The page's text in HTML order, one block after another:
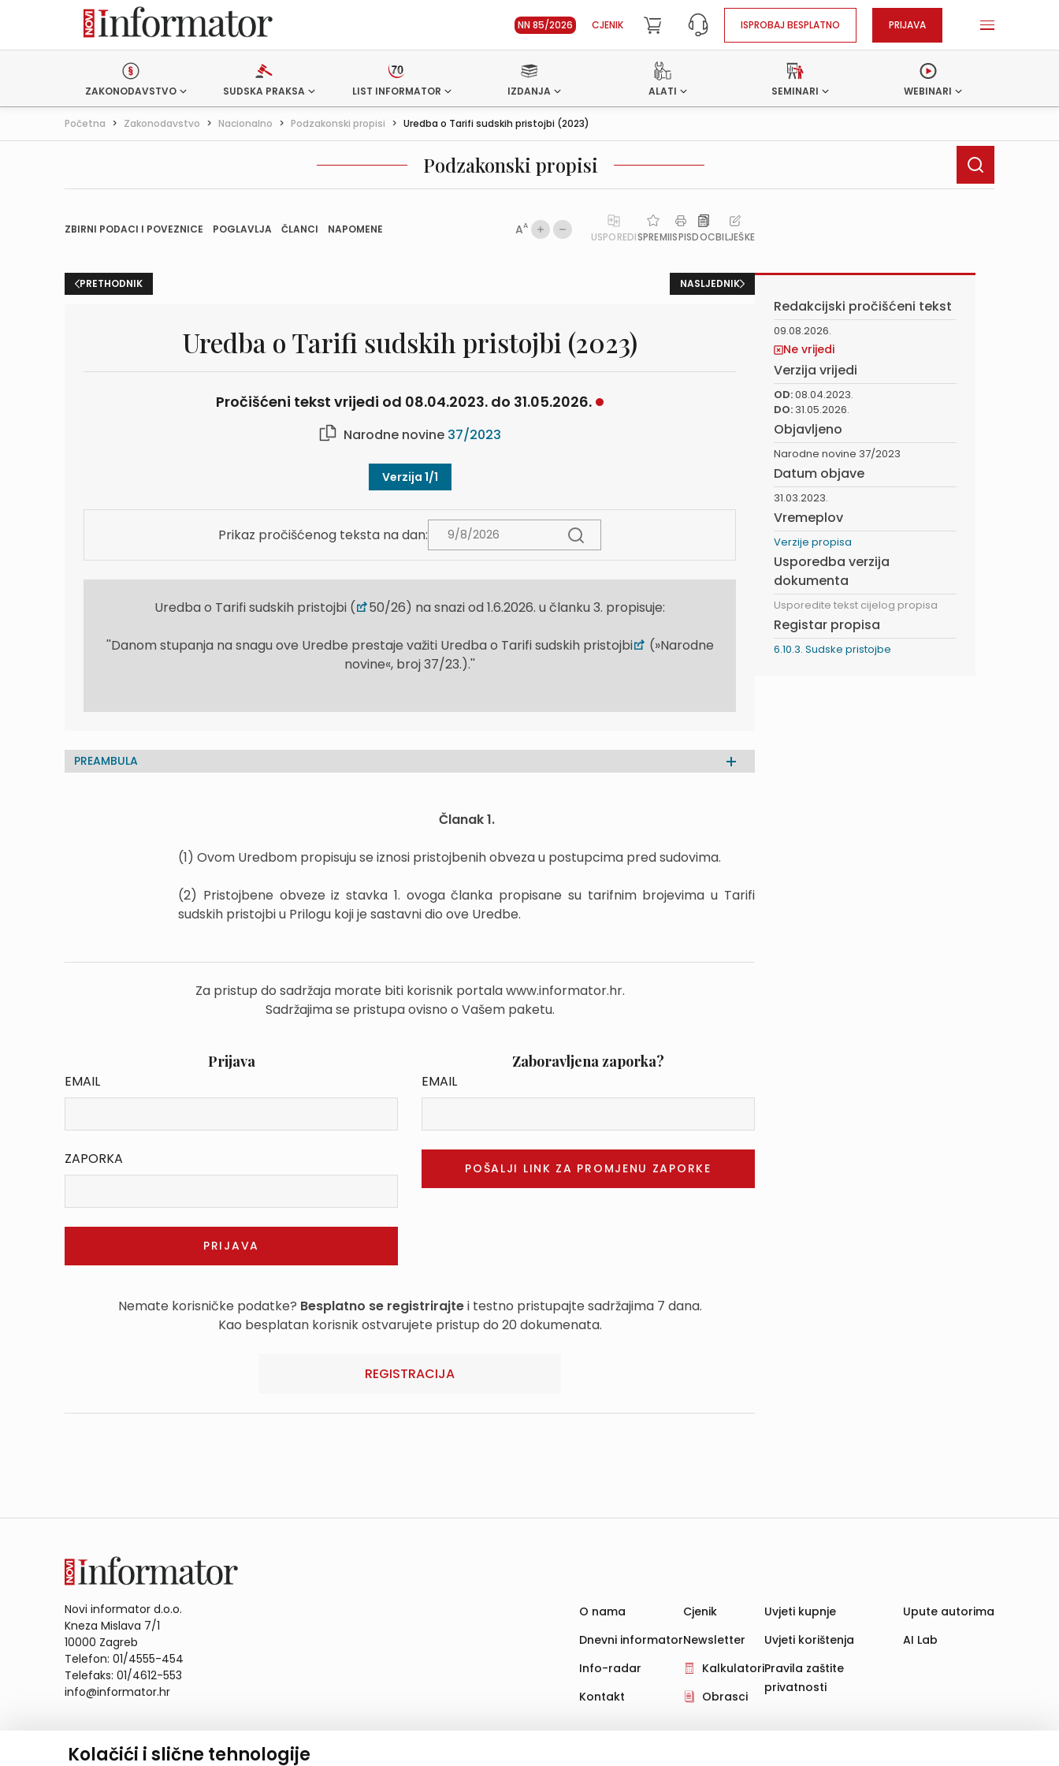
Kolačići i slične tehnologije
NN 85/2026 CJENIK ISPROBAJ BESPLATNO PRIJAVA
ZAKONODAVSTVO SUDSKA PRAKSA LIST INFORMATOR IZDANJA ALATI SEMINARI WEBINARI
Početna > Zakonodavstvo > Nacionalno > Podzakonski propisi > Uredba o Tarifi sudskih pristojbi (2023)
Podzakonski propisi
ZBIRNI PODACI I POVEZNICE POGLAVLJA ČLANCI NAPOMENE AA
USPOREDISPREMIISPISDOCBILJEŠKE
PRETHODNIK NASLJEDNIK
Uredba o Tarifi sudskih pristojbi (2023)
Pročišćeni tekst vrijedi od 08.04.2023. do 31.05.2026.
Narodne novine 37/2023
Verzija 1/1
Prikaz pročišćenog teksta na dan:
Uredba o Tarifi sudskih pristojbi ( 50/26) na snazi od 1.6.2026. u članku 3. propisuje:
''Danom stupanja na snagu ove Uredbe prestaje važiti Uredba o Tarifi sudskih pristojbi
(»Narodne
novine«, broj 37/23.).''
PREAMBULA
Članak 1.
(1) Ovom Uredbom propisuju se iznosi pristojbenih obveza u postupcima pred sudovima.
(2) Pristojbene obveze iz stavka 1. ovoga članka propisane su tarifnim brojevima u Tarifi
sudskih pristojbi u Prilogu koji je sastavni dio ove Uredbe.
Za pristup do sadržaja morate biti korisnik portala www.informator.hr.
Sadržajima se pristupa ovisno o Vašem paketu.
Prijava
EMAIL
ZAPORKA
Zaboravljena zaporka?
EMAIL
Nemate korisničke podatke? Besplatno se registrirajtei testno pristupajte sadržajima 7 dana.
Kao besplatan korisnik ostvarujete pristup do 20 dokumenata.
REGISTRACIJA
Redakcijski pročišćeni tekst
09.08.2026.
Ne vrijedi
Verzija vrijedi
OD:08.04.2023.
DO: 31.05.2026.
Objavljeno
Narodne novine 37/2023
Datum objave
31.03.2023.
Vremeplov
Verzije propisa
Usporedba verzija
dokumenta
Usporedite tekst cijelog propisa
Registar propisa
6.10.3. Sudske pristojbe
Novi informator d.o.o.
Kneza Mislava 7/1
10000 Zagreb
Telefon: 01/4555-454
Telefaks: 01/4612-553
info@informator.hr
O nama
Dnevni informator
Info-radar
Kontakt
Cjenik
Newsletter
Kalkulatori
Obrasci
Uvjeti kupnje
Uvjeti korištenja
Pravila zaštite
privatnosti
Upute autorima
AI Lab